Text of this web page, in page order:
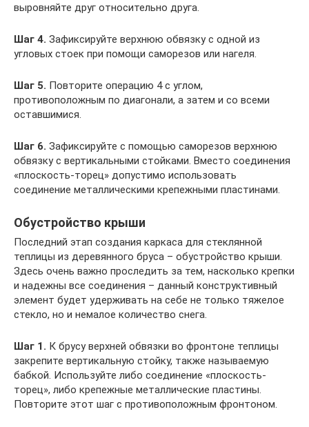
выровняйте друг относительно друга.
Шаг 4. Зафиксируйте верхнюю обвязку с одной из
угловых стоек при помощи саморезов или нагеля.
Шаг 5. Повторите операцию 4 с углом,
противоположным по диагонали, а затем и со всеми
оставшимися.
Шаг 6. Зафиксируйте с помощью саморезов верхнюю
обвязку с вертикальными стойками. Вместо соединения
«плоскость-торец» допустимо использовать
соединение металлическими крепежными пластинами.
Обустройство крыши
Последний этап создания каркаса для стеклянной
теплицы из деревянного бруса – обустройство крыши.
Здесь очень важно проследить за тем, насколько крепки
и надежны все соединения – данный конструктивный
элемент будет удерживать на себе не только тяжелое
стекло, но и немалое количество снега.
Шаг 1. К брусу верхней обвязки во фронтоне теплицы
закрепите вертикальную стойку, также называемую
бабкой. Используйте либо соединение «плоскость-
торец», либо крепежные металлические пластины.
Повторите этот шаг с противоположным фронтоном.